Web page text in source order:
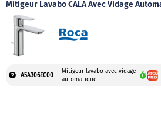
Mitigeur Lavabo CALA Avec Vidage
A5A306EC00
Mitigeur lavabo avec vidage
automatique